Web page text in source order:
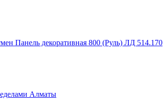
Панель декоративная 800 (Руль) ЛД 514.170
Алматы